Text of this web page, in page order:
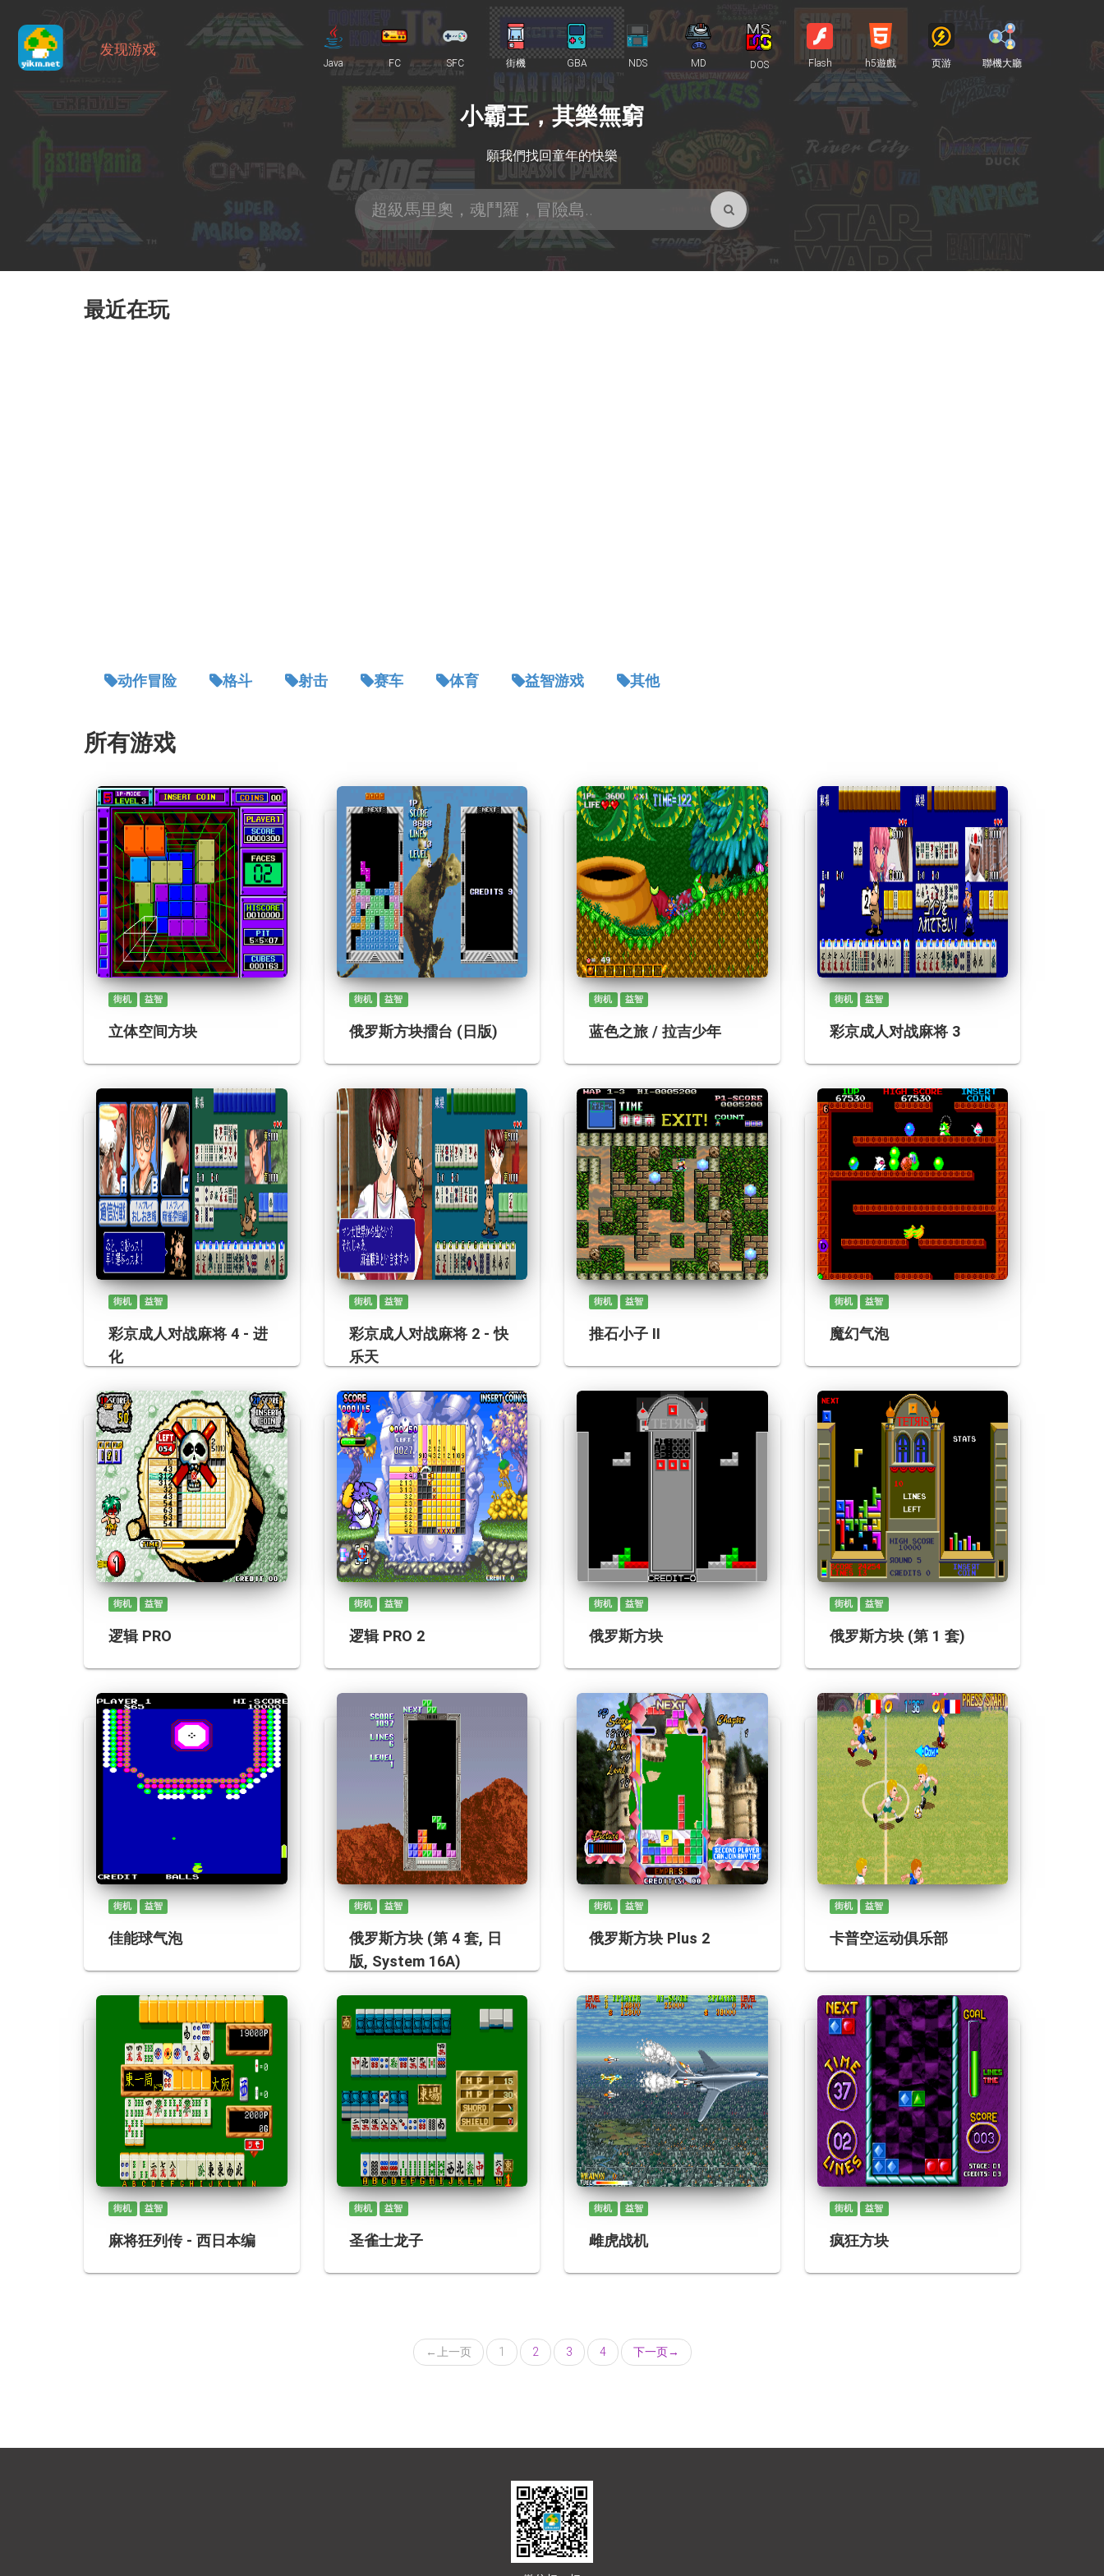
发现游戏
Java FC SFC 街機 GBA NDS MD DOS Flash h5遊戲 页游 聯機大廳
小霸王，其樂無窮
願我們找回童年的快樂
最近在玩
动作冒险 格斗 射击 赛车 体育 益智游戏 其他
所有游戏
街机 益智
立体空间方块
街机 益智
俄罗斯方块擂台 (日版)
街机 益智
蓝色之旅 / 拉吉少年
街机 益智
彩京成人对战麻将 3
街机 益智
彩京成人对战麻将 4 - 进
化
街机 益智
彩京成人对战麻将 2 - 快
乐天
街机 益智
推石小子 II
街机 益智
魔幻气泡
街机 益智
逻辑 PRO
街机 益智
逻辑 PRO 2
街机 益智
俄罗斯方块
街机 益智
俄罗斯方块 (第 1 套)
街机 益智
佳能球气泡
街机 益智
俄罗斯方块 (第 4 套, 日
版, System 16A)
街机 益智
俄罗斯方块 Plus 2
街机 益智
卡普空运动俱乐部
街机 益智
麻将狂列传 - 西日本编
街机 益智
圣雀士龙子
街机 益智
雌虎战机
街机 益智
疯狂方块
← 上一页 1 2 3 4 下一页→